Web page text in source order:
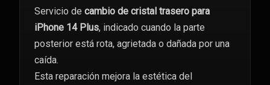
Servicio de cambio de cristal trasero para
iPhone 14 Plus, indicado cuando la parte
posterior está rota, agrietada o dañada por una
caída.
Esta reparación mejora la estética del